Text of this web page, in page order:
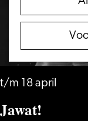
t/m 18 april
Jawat!